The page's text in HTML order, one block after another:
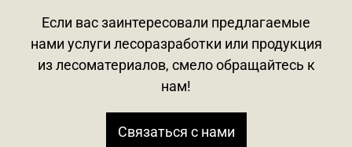
Если вас заинтересовали предлагаемые
нами услуги лесоразработки или продукция
из лесоматериалов, смело обращайтесь к
нам!
Связаться с нами